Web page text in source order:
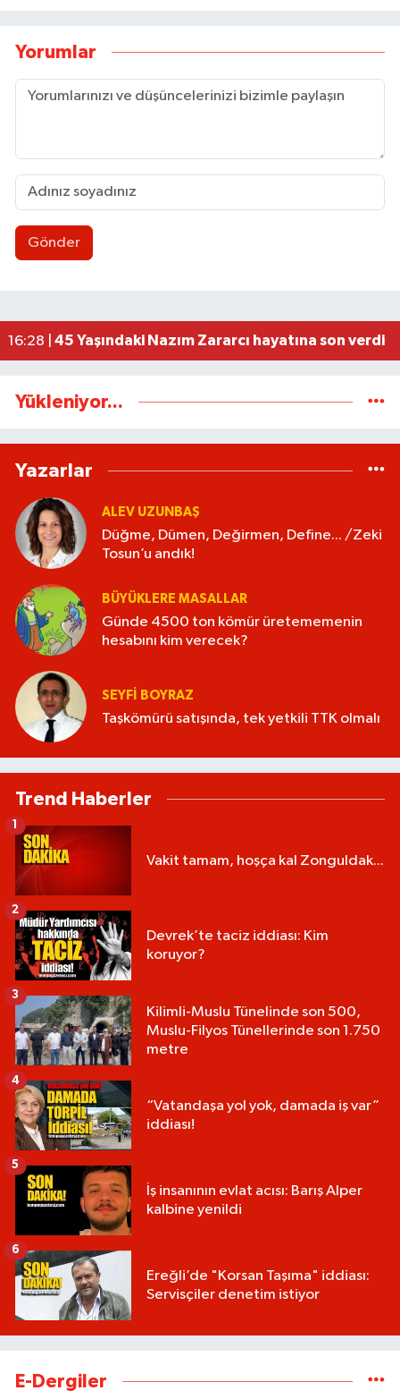
Yorumlar
Gönder
21:30 |Düğme, Dümen, Değirmen, Define... /Zeki
16:28 | 45 Yaşındaki Nazım Zararcı hayatına son verdi
Yükleniyor...
Yazarlar
ALEV UZUNBAŞ
Düğme, Dümen, Değirmen, Define... /Zeki
Tosun’u andık!
BÜYÜKLERE MASALLAR
Günde 4500 ton kömür üretememenin
hesabını kim verecek?
SEYFI BOYRAZ
Taşkömürü satışında, tek yetkili TTK olmalı
Trend Haberler
Vakit tamam, hoşça kal Zonguldak...
Devrek’te taciz iddiası: Kim
koruyor?
2
Kilimli-Muslu Tünelinde son 500,
Muslu-Filyos Tünellerinde son 1.750
metre
3
“Vatandaşa yol yok, damada iş var”
iddiası!
4
İş insanının evlat acısı: Barış Alper
kalbine yenildi
5
Ereğli’de "Korsan Taşıma" iddiası:
Servisçiler denetim istiyor
6
E-Dergiler